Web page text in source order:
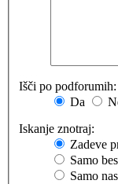
Išči po podforumih:
Da
Iskanje znotraj:
Zadeve
Samo
Samo